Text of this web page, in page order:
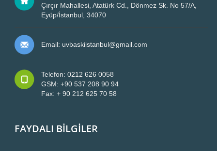
Çırçır Mahallesi, Atatürk Cd., Dönmez Sk. No 57/A,
Eyüp/İstanbul, 34070
Email: uvbaskiistanbul@gmail.com
Telefon: 0212 626 0058
GSM: +90 537 208 90 94
Fax: + 90 212 625 70 58
FAYDALI BİLGİLER